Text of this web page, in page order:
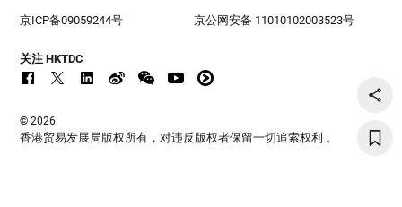
京ICP备09059244号 京公网安备 11010102003523号
关注 HKTDC
© 2026
香港贸易发展局版权所有，对违反版权者保留一切追索权利 。